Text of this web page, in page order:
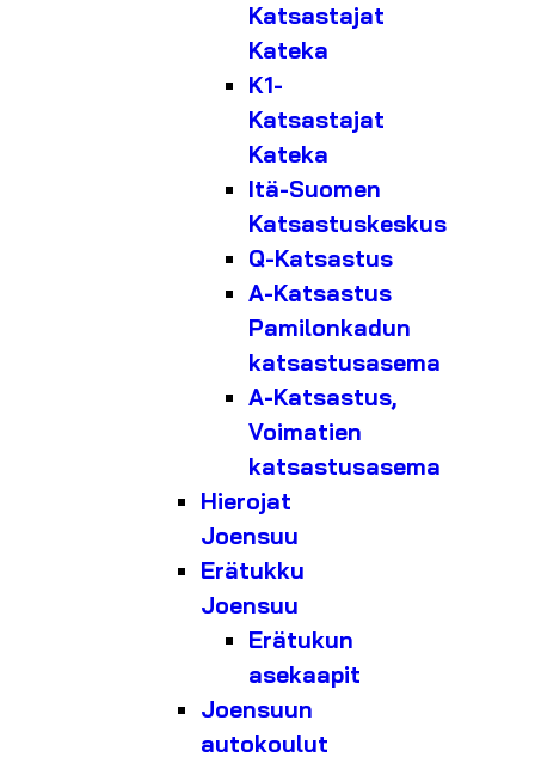
Katsastajat
Kateka
K1-
Katsastajat
Kateka
Itä-Suomen
Katsastuskeskus
Q-Katsastus
A-Katsastus
Pamilonkadun
katsastusasema
A-Katsastus,
Voimatien
katsastusasema
Hierojat
Joensuu
Erätukku
Joensuu
Erätukun
asekaapit
Joensuun
autokoulut